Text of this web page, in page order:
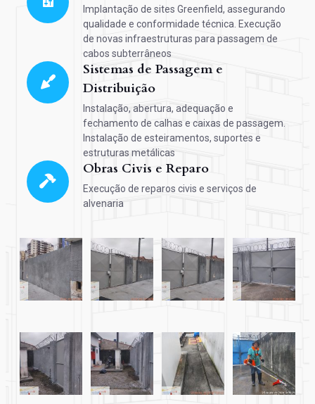
Implantação de sites Greenfield, assegurando
qualidade e conformidade técnica. Execução
de novas infraestruturas para passagem de
cabos subterrâneos
Sistemas de Passagem e
Distribuição
Instalação, abertura, adequação e
fechamento de calhas e caixas de passagem.
Instalação de esteiramentos, suportes e
estruturas metálicas
Obras Civis e Reparo
Execução de reparos civis e serviços de
alvenaria